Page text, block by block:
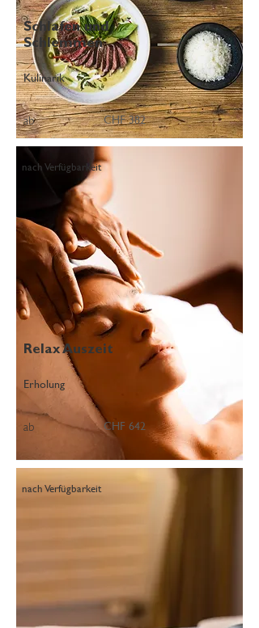
Schlafen und
Schlemmen
Kulinarik
ab CHF 382
Relax Auszeit
Erholung
ab CHF 642
nach Verfügbarkeit
nach Verfügbarkeit